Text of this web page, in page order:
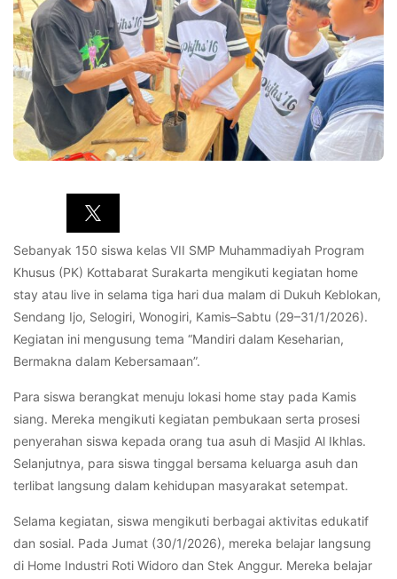
Sebanyak 150 siswa kelas VII SMP Muhammadiyah Program
Khusus (PK) Kottabarat Surakarta mengikuti kegiatan home
stay atau live in selama tiga hari dua malam di Dukuh Keblokan,
Sendang Ijo, Selogiri, Wonogiri, Kamis–Sabtu (29–31/1/2026).
Kegiatan ini mengusung tema “Mandiri dalam Keseharian,
Bermakna dalam Kebersamaan”.
Para siswa berangkat menuju lokasi home stay pada Kamis
siang. Mereka mengikuti kegiatan pembukaan serta prosesi
penyerahan siswa kepada orang tua asuh di Masjid Al Ikhlas.
Selanjutnya, para siswa tinggal bersama keluarga asuh dan
terlibat langsung dalam kehidupan masyarakat setempat.
Selama kegiatan, siswa mengikuti berbagai aktivitas edukatif
dan sosial. Pada Jumat (30/1/2026), mereka belajar langsung
di Home Industri Roti Widoro dan Stek Anggur. Mereka belajar